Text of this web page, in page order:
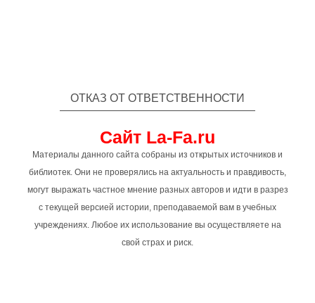
ОТКАЗ ОТ ОТВЕТСТВЕННОСТИ
Сайт La-Fa.ru
Материалы данного сайта собраны из открытых источников и
библиотек. Они не проверялись на актуальность и правдивость,
могут выражать частное мнение разных авторов и идти в разрез
с текущей версией истории, преподаваемой вам в учебных
учреждениях. Любое их использование вы осуществляете на
свой страх и риск.